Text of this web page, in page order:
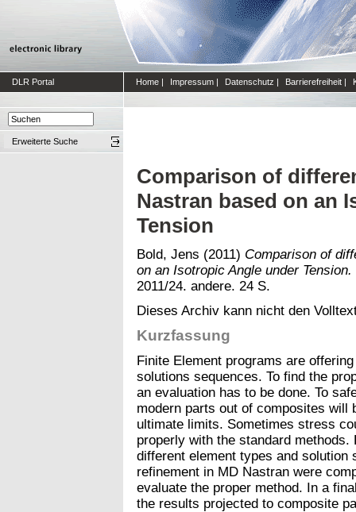
DLR Portal Home | Impressum | Datenschutz | Barrierefreiheit |
Erweiterte Suche
Comparison of
Nastran based on an
Tension
Bold, Jens (2011) Comparison of
on an Isotropic Angle under Tension.
2011/24. andere. 24 S.
Dieses Archiv kann nicht den
Kurzfassung
Finite Element programs are
solutions sequences. To find the
an evaluation has to be done. To
modern parts out of composites will
ultimate limits. Sometimes stress
properly with the standard
different element types and
refinement in MD Nastran were
evaluate the proper method. In a
the results projected to composite